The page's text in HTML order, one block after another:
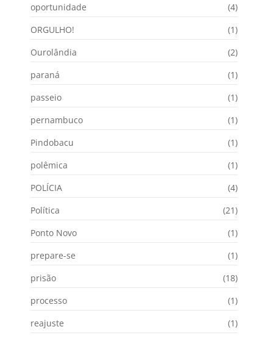
oportunidade
(4)
ORGULHO!
(1)
Ourolândia
(2)
paraná
(1)
passeio
(1)
pernambuco
(1)
Pindobacu
(1)
polêmica
(1)
POLÍCIA
(4)
Política
(21)
Ponto Novo
(1)
prepare-se
(1)
prisão
(18)
processo
(1)
reajuste
(1)